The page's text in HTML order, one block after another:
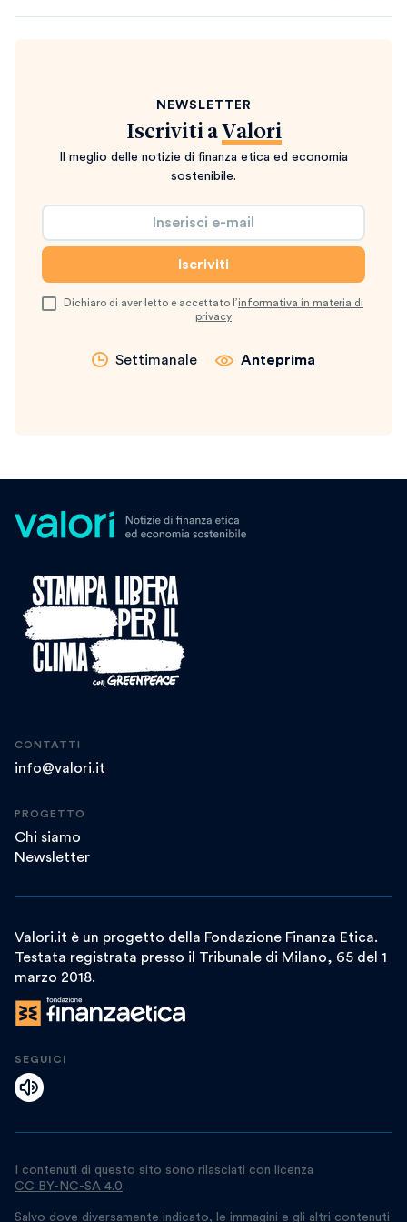
NEWSLETTER
Iscriviti a Valori
Il meglio delle notizie di finanza etica ed economia
sostenibile.
Dichiaro di aver letto e accettato l’informativa in materia di
privacy
Settimanale Anteprima
CONTATTI
info@valori.it
PROGETTO
Chi siamo
Newsletter
Valori.it è un progetto della Fondazione Finanza Etica.
Testata registrata presso il Tribunale di Milano, 65 del 1
marzo 2018.
SEGUICI
I contenuti di questo sito sono rilasciati con licenza
CC BY-NC-SA 4.0.
Salvo dove diversamente indicato, le immagini e gli altri contenuti